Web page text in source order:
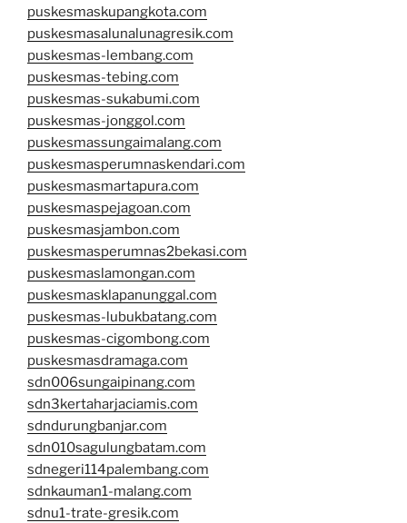
puskesmaskupangkota.com
puskesmasalunalunagresik.com
puskesmas-lembang.com
puskesmas-tebing.com
puskesmas-sukabumi.com
puskesmas-jonggol.com
puskesmassungaimalang.com
puskesmasperumnaskendari.com
puskesmasmartapura.com
puskesmaspejagoan.com
puskesmasjambon.com
puskesmasperumnas2bekasi.com
puskesmaslamongan.com
puskesmasklapanunggal.com
puskesmas-lubukbatang.com
puskesmas-cigombong.com
puskesmasdramaga.com
sdn006sungaipinang.com
sdn3kertaharjaciamis.com
sdndurungbanjar.com
sdn010sagulungbatam.com
sdnegeri114palembang.com
sdnkauman1-malang.com
sdnu1-trate-gresik.com